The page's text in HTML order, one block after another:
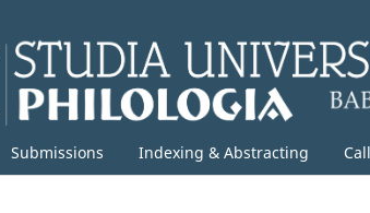
Submissions Indexing & Abstracting